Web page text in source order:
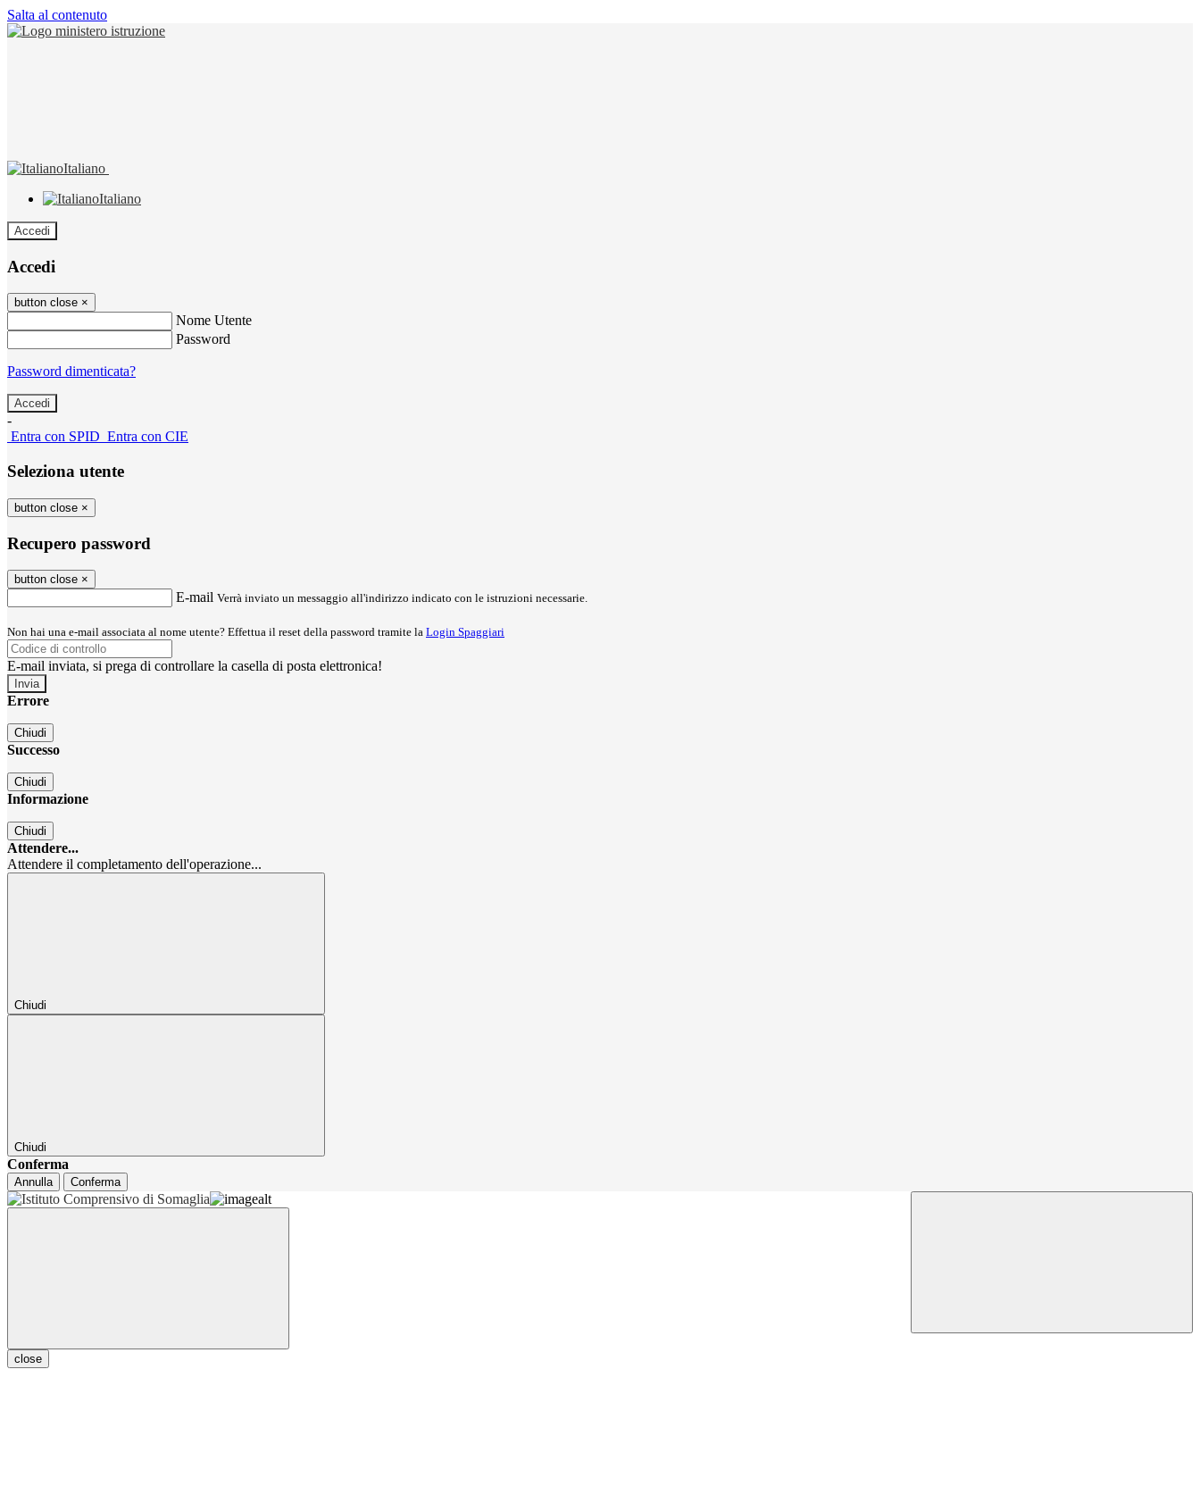
Salta al contenuto
Italiano
Italiano
Accedi
Accedi
button close ×
Nome Utente
Password
Password dimenticata?
-
Entra con SPID Entra con CIE
Seleziona utente
button close ×
Recupero password
button close ×
E-mail Verrà inviato un messaggio all'indirizzo indicato con le istruzioni necessarie.
Non hai una e-mail associata al nome utente? Effettua il reset della password tramite la Login Spaggiari
E-mail inviata, si prega di controllare la casella di posta elettronica!
Errore
Chiudi
Successo
Chiudi
Informazione
Chiudi
Attendere...
Attendere il completamento dell'operazione...
Chiudi
Chiudi
Conferma
Annulla Conferma
close